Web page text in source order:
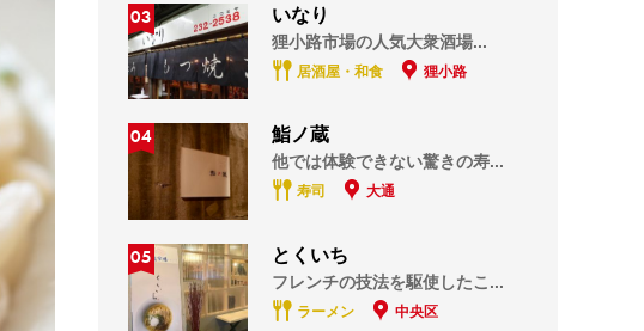
03 いなり
狸小路市場の人気大衆酒場...
居酒屋・和食 狸小路
04 鮨ノ蔵
他では体験できない驚きの寿...
寿司 大通
05 とくいち
フレンチの技法を駆使したこ...
ラーメン 中央区